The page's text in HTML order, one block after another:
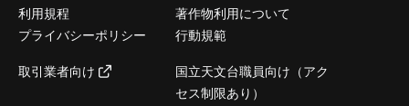
利用規程
著作物利用について
プライバシーポリシー
行動規範
取引業者向け
国立天文台職員向け（アク
セス制限あり）